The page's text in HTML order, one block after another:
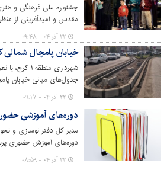
جشنواره ملی فرهنگی و
مقدس و امیدآفرینی از
بین‌المللی غدیر استان
نجف اشرف از بخش‌های این
۲۲ آذر ۰۴ - ۰۹:۴۸
خیابان پامچال
شهرداری
جدول‌های میانی خیابان
روان‌سازی تردد وسایل
برداشت.
۲۲ آذر ۰۴ - ۰۹:۱۷
دوره‌های آموزشی
مدیر کل دفتر نوسازی و
دوره‌های آموزش حضوری
آموزش ضمن خدمت کارکنان
۲۲ آذر ۰۴ - ۰۸:۵۹